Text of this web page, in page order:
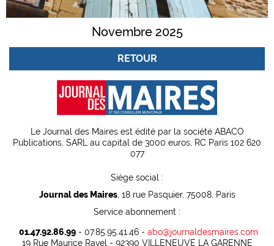
Novembre 2025
RETOUR
Le Journal des Maires est édité par la société ABACO
Publications, SARL au capital de 3000 euros, RC Paris 102 620
077
Siège social :
Journal des Maires, 18 rue Pasquier, 75008, Paris
Service abonnement :
01.47.92.86.99- 07.85.95.41.46 - abo@journaldesmaires.com
19 Rue Maurice Ravel - 92390 VILLENEUVE LA GARENNE